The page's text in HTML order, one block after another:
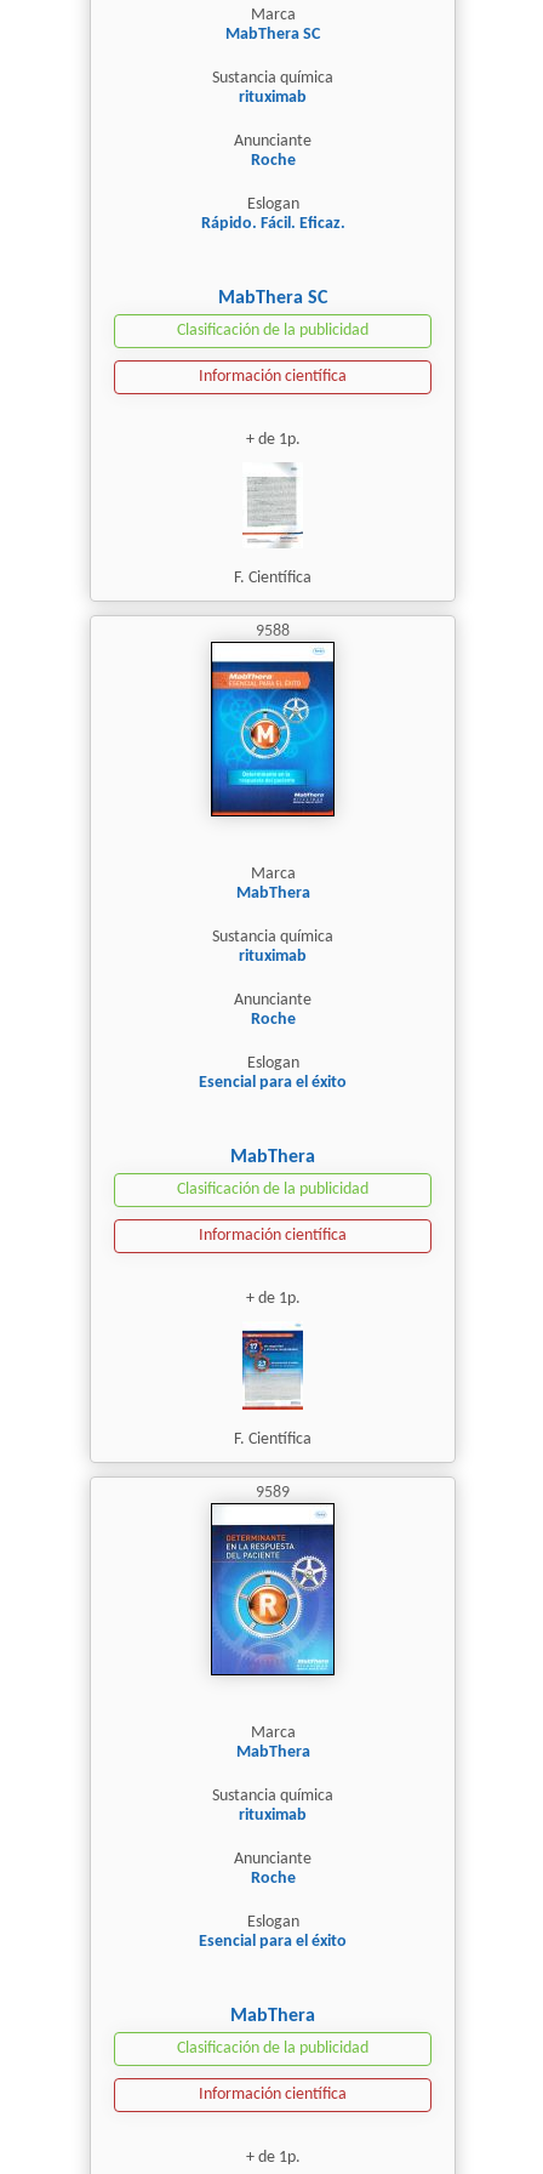
Marca
MabThera SC
Sustancia química
rituximab
Anunciante
Roche
Eslogan
Rápido. Fácil. Eficaz.
MabThera SC
Clasificación de la publicidad
Información científica
+ de 1p.
F. Científica
9588
Marca
MabThera
Sustancia química
rituximab
Anunciante
Roche
Eslogan
Esencial para el éxito
MabThera
Clasificación de la publicidad
Información científica
+ de 1p.
F. Científica
9589
Marca
MabThera
Sustancia química
rituximab
Anunciante
Roche
Eslogan
Esencial para el éxito
MabThera
Clasificación de la publicidad
Información científica
+ de 1p.